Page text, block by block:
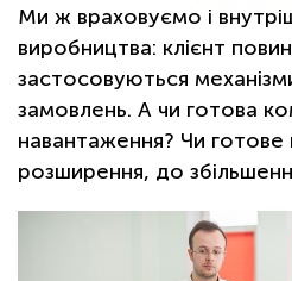
Ми ж враховуємо і
виробництва: клієнт
застосовуються
замовлень. А чи готова
навантаження? Чи
розширення, до